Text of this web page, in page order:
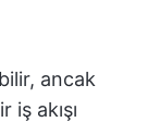
ancak
iş akışı